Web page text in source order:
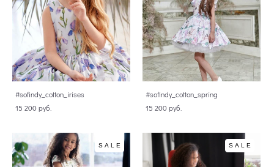
#sofindy_cotton_irises
15 200 pуб.
#sofindy_cotton_spring
15 200 pуб.
SALE SALE